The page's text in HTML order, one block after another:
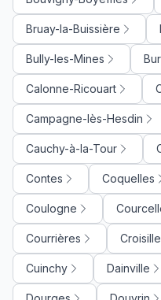
Bruay-la-Buissière
Bully-les-Mines
Calonne-Ricouart
Campagne-lès-Hesdin
Cauchy-à-la-Tour
Contes Coquelles
Coulogne
Courrières
Cuinchy Dainville